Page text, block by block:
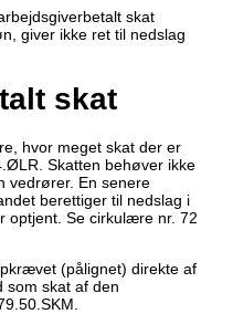
skat
giver ikke ret til nedslag
skat
hvor meget skat der er
Skatten behøver ikke
vedrører. En senere
berettiger til nedslag i
optjent. Se cirkulære nr. 72
(pålignet) direkte af
som skat af den